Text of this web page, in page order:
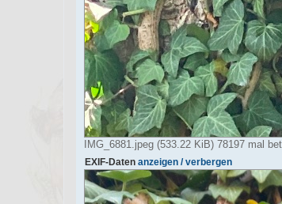
IMG_6881.jpeg (533.22 KiB) 78197 mal
EXIF-Daten anzeigen / verbergen